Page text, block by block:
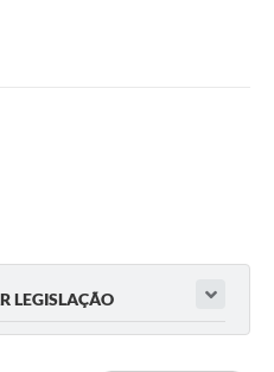
LEGISLAÇÃO